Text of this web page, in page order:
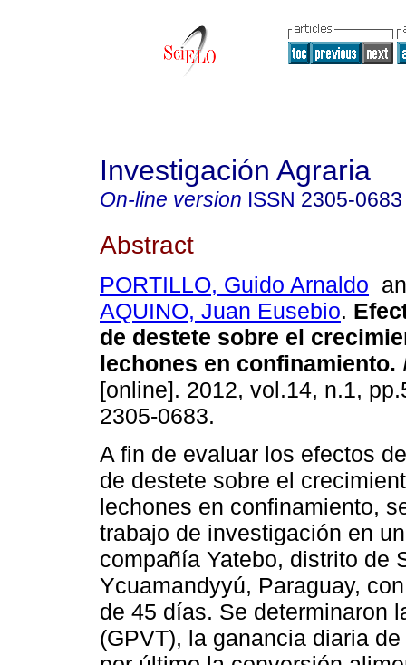
Investigación Agraria
On-line version ISSN 2305-0683
Abstract
PORTILLO, Guido Arnaldo
AQUINO, Juan Eusebio.
de destete sobre el
lechones en confinamiento.
[online]. 2012, vol.14, n.1,
2305-0683.
A fin de evaluar los efectos
de destete sobre el
lechones en confinamiento,
trabajo de investigación en
compañía Yatebo, distrito de
Ycuamandyyú, Paraguay,
de 45 días. Se determinaron
(GPVT), la ganancia diaria